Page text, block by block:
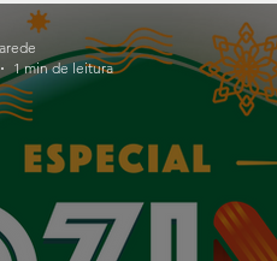
1 min de leitura